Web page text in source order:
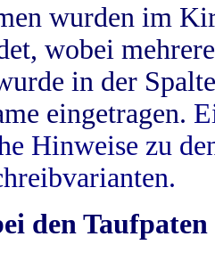
wurden im
wobei
in der
eingetragen.
Hinweise zu
den Taufpaten